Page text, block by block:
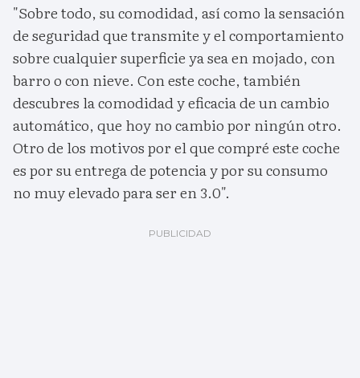
"Sobre todo, su comodidad, así como la sensación
de seguridad que transmite y el comportamiento
sobre cualquier superficie ya sea en mojado, con
barro o con nieve. Con este coche, también
descubres la comodidad y eficacia de un cambio
automático, que hoy no cambio por ningún otro.
Otro de los motivos por el que compré este coche
es por su entrega de potencia y por su consumo
no muy elevado para ser en 3.0".